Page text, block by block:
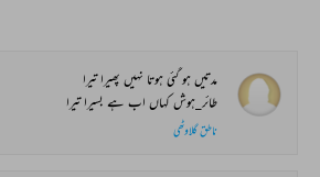
مدتیں ہو گئی ہوتا نہیں پھیرا تیرا
طائر_ہوش کہاں اب ہے بسیرا تیرا
ناطق گلاوٹھی